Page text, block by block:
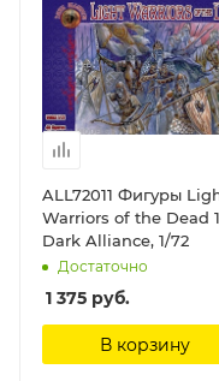
ALL72011 Фигуры
Warriors of the Dead
Dark Alliance, 1/72
Достаточно
1 375 руб.
В корзину